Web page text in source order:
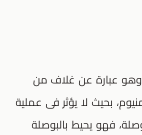
وهو عبارة عن غلاف من
بحيث لا يؤثر فى عملية
فهو يحيط بالبوصلة